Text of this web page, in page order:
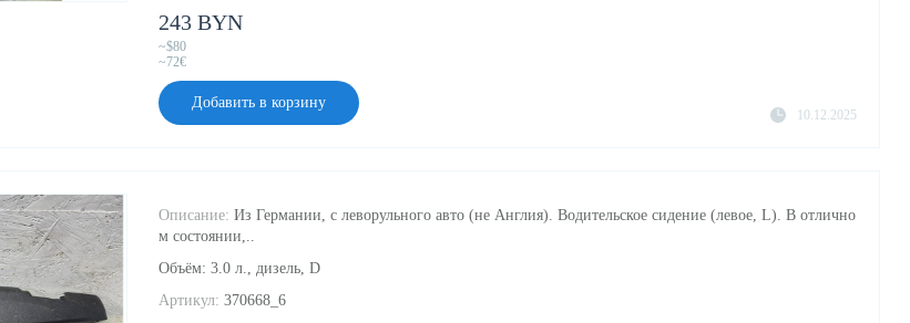
10.12.2025
243 BYN
~$80
~72€
Добавить в корзину
Описание: Из Германии, с леворульного авто (не Англия). Водительское сидение (левое, L). В отлично
м состоянии,..
Объём: 3.0 л., дизель, D
Артикул: 370668_6